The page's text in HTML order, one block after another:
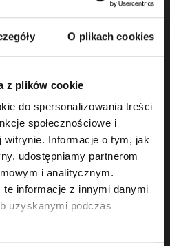
O plikach cookies
z plików cookie
do spersonalizowania treści
społecznościowe i
Informacje o tym, jak
udostępniamy partnerom
i analitycznym.
te informacje z innymi danymi
uzyskanymi podczas
1